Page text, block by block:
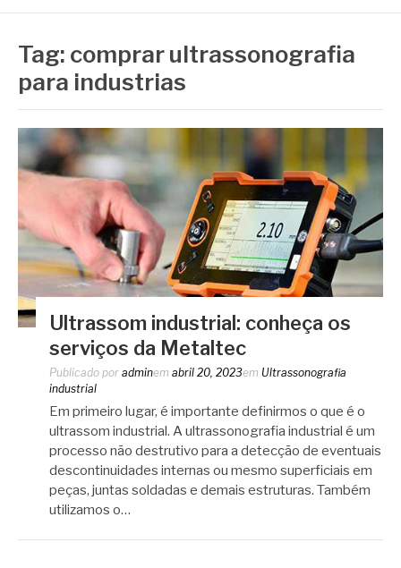
Tag: comprar ultrassonografia
para industrias
Ultrassom industrial: conheça os
serviços da Metaltec
Publicado por adminem abril 20, 2023em Ultrassonografia
industrial
Em primeiro lugar, é importante definirmos o que é o
ultrassom industrial. A ultrassonografia industrial é um
processo não destrutivo para a detecção de eventuais
descontinuidades internas ou mesmo superficiais em
peças, juntas soldadas e demais estruturas. Também
utilizamos o…